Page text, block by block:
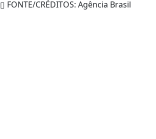
FONTE/CRÉDITOS: Agência Brasil